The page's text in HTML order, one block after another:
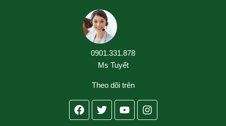
0901.331.878
Ms Tuyết
Theo dõi trên
Facebook
TwitterYoutubeInstagram